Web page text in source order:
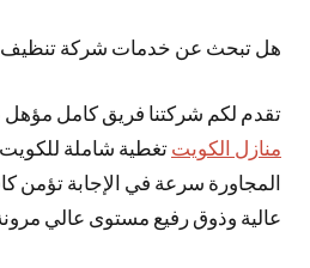
هل تبحث عن خدمات شركة تنظيف
تقدم لكم شركتنا فريق كامل مؤهل
منازل الكويت تغطية شاملة
المجاورة سرعة في الإجابة تؤمن
عالية وذوق رفيع مستوى عالي